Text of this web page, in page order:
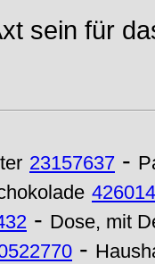
sein für
23157637 -
- Dose, mit
-